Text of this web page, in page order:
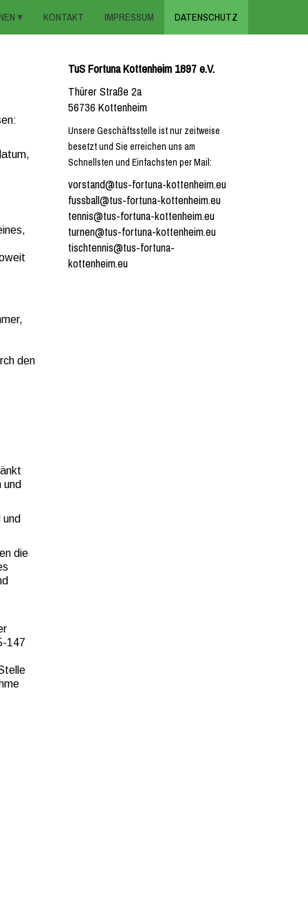
KONTAKT IMPRESSUM DATENSCHUTZ
den
und
die
147
TuS Fortuna Kottenheim 1897 e.V.
Thürer Straße 2a
56736 Kottenheim
Unsere Geschäftsstelle ist nur zeitweise
besetzt und Sie erreichen uns am
Schnellsten und Einfachsten per Mail:
vorstand@tus-fortuna-kottenheim.eu
fussball@tus-fortuna-kottenheim.eu
tennis@tus-fortuna-kottenheim.eu
turnen@tus-fortuna-kottenheim.eu
tischtennis@tus-fortuna-
kottenheim.eu